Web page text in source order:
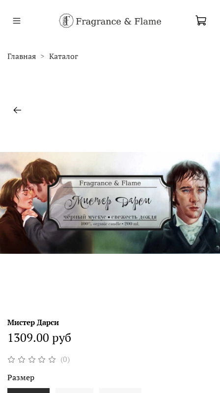
Главная Каталог
(0)
Мистер Дарси
1309.00 руб
Размер